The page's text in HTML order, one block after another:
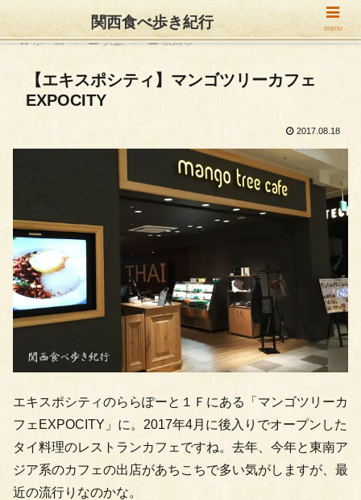
ホーム 大阪 吹田市
【エキスポシティ】マンゴツリーカフェ
EXPOCITY
2017.08.18
エキスポシティのららぽーと１Ｆにある「マンゴツリーカ
フェEXPOCITY」に。2017年4月に後入りでオープンした
タイ料理のレストランカフェですね。去年、今年と東南ア
ジア系のカフェの出店があちこちで多い気がしますが、最
近の流行りなのかな。
関西食べ歩き紀行 menu